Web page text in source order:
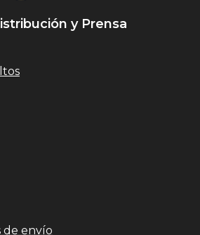
y Prensa
de envío